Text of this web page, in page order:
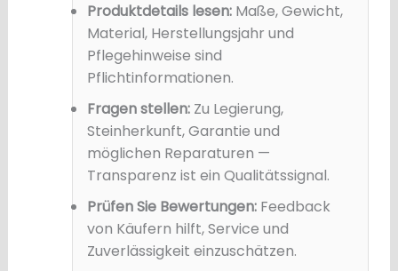
Produktdetails lesen:Maße, Gewicht,
Material, Herstellungsjahr und
Pflegehinweise sind
Pflichtinformationen.
Fragen stellen:Zu Legierung,
Steinherkunft, Garantie und
möglichen Reparaturen —
Transparenz ist ein Qualitätssignal.
Prüfen Sie Bewertungen:Feedback
von Käufern hilft, Service und
Zuverlässigkeit einzuschätzen.